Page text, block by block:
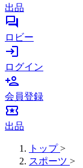
出品
forum
ロビー
login
ログイン
person_add
会員登録
local_activity
出品
トップ >
スポーツ >